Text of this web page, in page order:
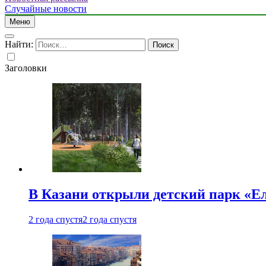
Случайные новости
Меню
Найти:
Заголовки
В Казани открыли детский парк
2 года спустя2 года спустя